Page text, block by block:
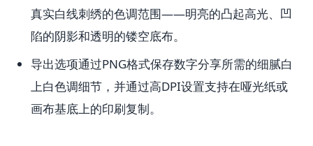
真实白线刺绣的色调范围——明亮的凸起高光、凹
陷的阴影和透明的镂空底布。
导出选项通过PNG格式保存数字分享所需的细腻白
上白色调细节，并通过高DPI设置支持在哑光纸或
画布基底上的印刷复制。